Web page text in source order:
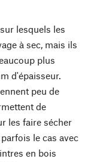
lesquels les
à sec, mais ils
plus
d'épaisseur.
peu de
de
les faire sécher
le cas avec
en bois